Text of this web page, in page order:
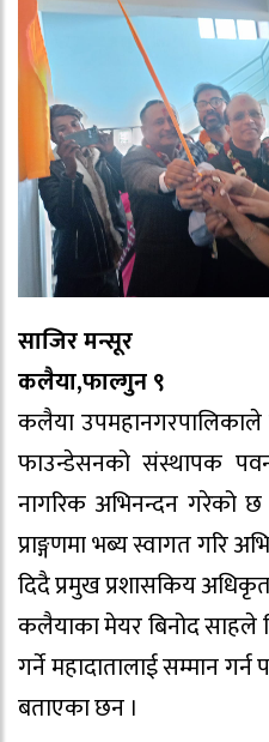
साजिर मन्सूर
कलैया,फाल्गुन ९
कलैया उपमहानगरपालिकाले
फाउन्डेसनको संस्थापक
नागरिक अभिनन्दन गरेको
प्राङ्गणमा भब्य स्वागत गरि
दिदै प्रमुख प्रशासकिय
कलैयाका मेयर बिनोद साहले
गर्ने महादातालाई सम्मान
बताएका छन ।